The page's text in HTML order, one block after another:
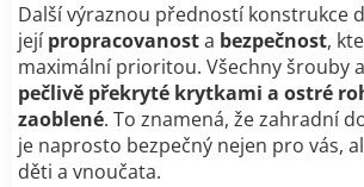
Další výraznou předností konstrukce
jejípropracovanosta bezpečnost,
maximální prioritou. Všechny šrouby
pečlivě překryté krytkami a ostré
zaoblené. To znamená, že zahradní
je naprosto bezpečný nejen pro vás,
děti a vnoučata.